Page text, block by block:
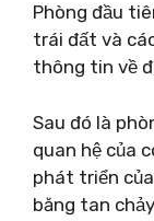
Phòng đầu
trái đất và
thông tin về
Sau đó là
quan hệ của
phát triển
băng tan